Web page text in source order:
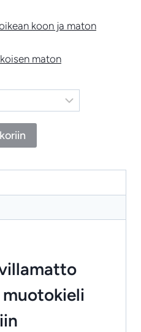
koon ja maton
maton
muotokieli